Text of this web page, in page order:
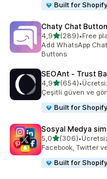
Built for Shopify
Chaty Chat
4,95 yıldız
(289)
toplam 289•Free
Add WhatsApp
Buttons
SEOAnt ‑ Trust
4,95 yıldız
(654)
toplam 654 •
Çeşitli güven ve
Built for Shopify
Sosyal Medya
5,05 yıldız
(306)
toplam 306•
Facebook, Twitter
Built for Shopify